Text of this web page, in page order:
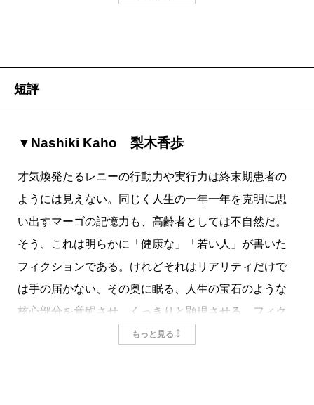
りなく進んでいく。「死」とは一体なんなのか。当事
看護師は、文中最初から最後まで「新人看護師」と呼
ばれ続ける。「新人」は、彼女がそういう、いわば
「死のプロフェッショナル」に馴染みきっていない、
という符丁でもあるのだろう。その職に未熟であるこ
とは、その職の鎧を身に着けていないということだ。
その「新人看護師」に付き添われ、病院付属の礼拝堂
に行ったレニーは、「なぜわたしは死ぬことになって
いるの？」と神父に問う。レニーにはどうしても納得
がいかないのだ。終末期にあることに慣れることがで
短評
▼Nashiki Kaho 梨木香歩
才気煥発たるレニーの行動力や実行力は終末期患者の
ようには見えない。同じく人生の一年一年を克明に思
い出すマーゴの記憶力も、高齢者としては不自然だ。
そう、これは明らかに「健康な」「若い人」が書いた
フィクションである。けれどそれはリアリティだけで
は手の届かない、その奥に眠る、人生の宝石のような
核心部分を覚醒させ、くっきりと顕現させる。フィク
ションはそのためのものなのだ。それが小説というも
もっと見る